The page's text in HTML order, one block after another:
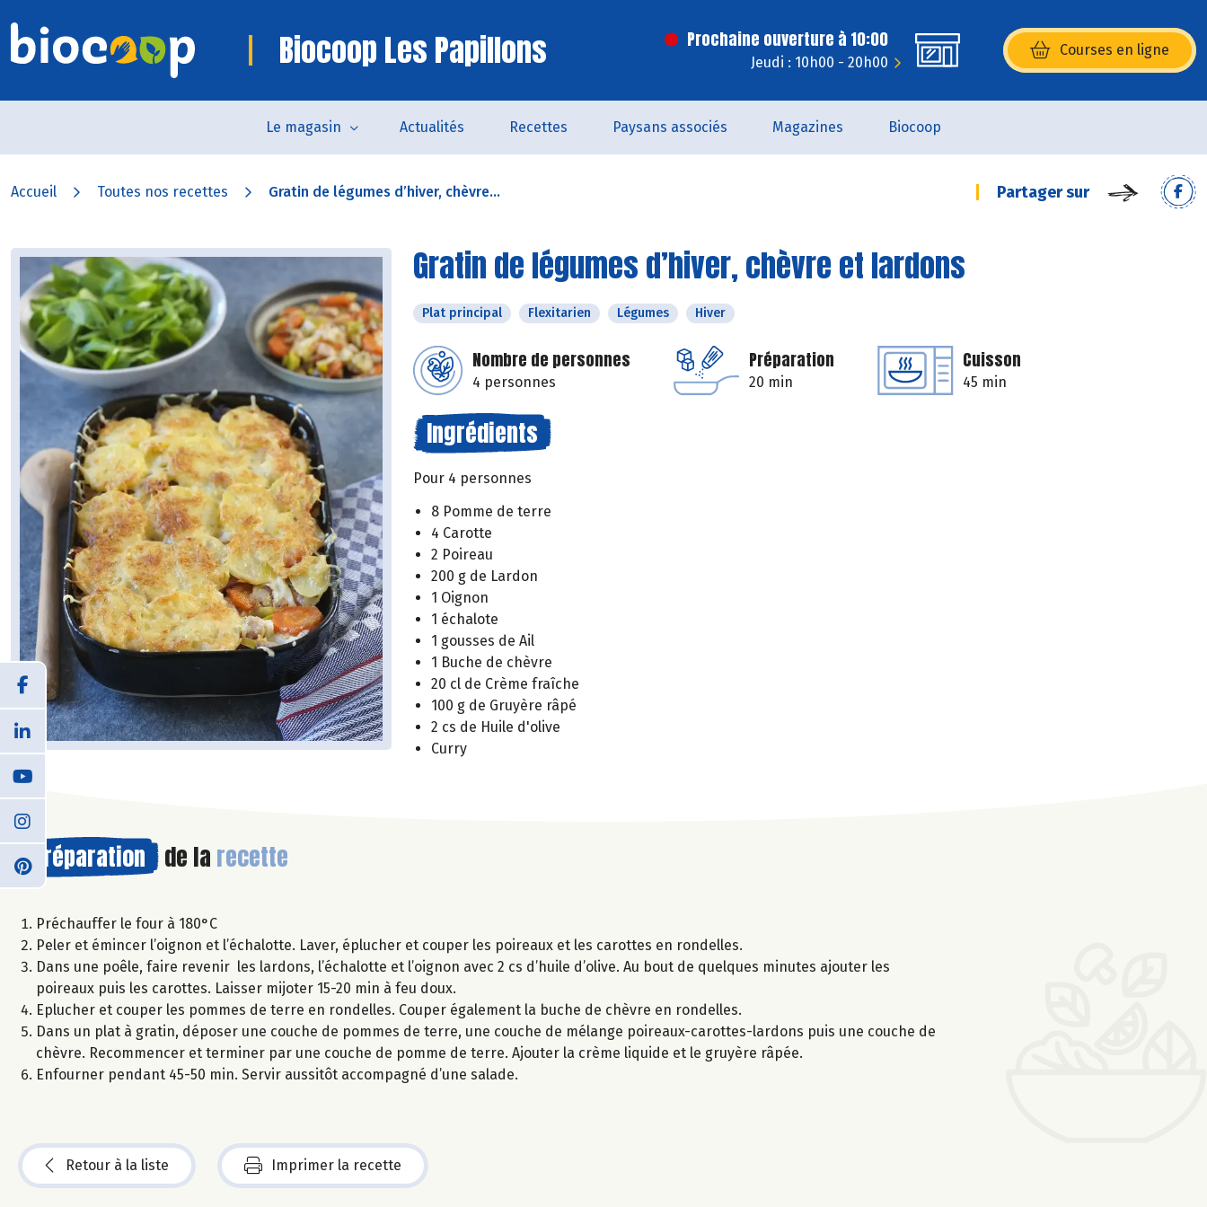
Biocoop Les Papillons Prochaine ouverture à 10:00
Jeudi : 10h00 - 20h00
Courses en ligne
(s’ouvre dans une nouvelle
Le magasin Actualités Recettes Paysans associés Magazines Biocoop
Accueil Toutes nos recettes Gratin de légumes d’hiver, chèvre... Partager sur
Gratin de légumes d’hiver, chèvre et lardons
Plat principal Flexitarien Légumes Hiver
Nombre de personnes
4 personnes
Préparation
20 min
Cuisson
45 min
Ingrédients
Pour 4 personnes
8 Pomme de terre
4 Carotte
2 Poireau
200 g de Lardon
1 Oignon
1 échalote
1 gousses de Ail
1 Buche de chèvre
20 cl de Crème fraîche
100 g de Gruyère râpé
2 cs de Huile d'olive
Curry
Préparation de la recette
Préchauffer le four à 180°C
Peler et émincer l’oignon et l’échalotte. Laver, éplucher et couper les poireaux et les carottes en rondelles.
Dans une poêle, faire revenir les lardons, l’échalotte et l’oignon avec 2 cs d’huile d’olive. Au bout de quelques minutes ajouter les
poireaux puis les carottes. Laisser mijoter 15-20 min à feu doux.
Eplucher et couper les pommes de terre en rondelles. Couper également la buche de chèvre en rondelles.
Dans un plat à gratin, déposer une couche de pommes de terre, une couche de mélange poireaux-carottes-lardons puis une couche de
chèvre. Recommencer et terminer par une couche de pomme de terre. Ajouter la crème liquide et le gruyère râpée.
Enfourner pendant 45-50 min. Servir aussitôt accompagné d’une salade.
Retour à la liste Imprimer la recette